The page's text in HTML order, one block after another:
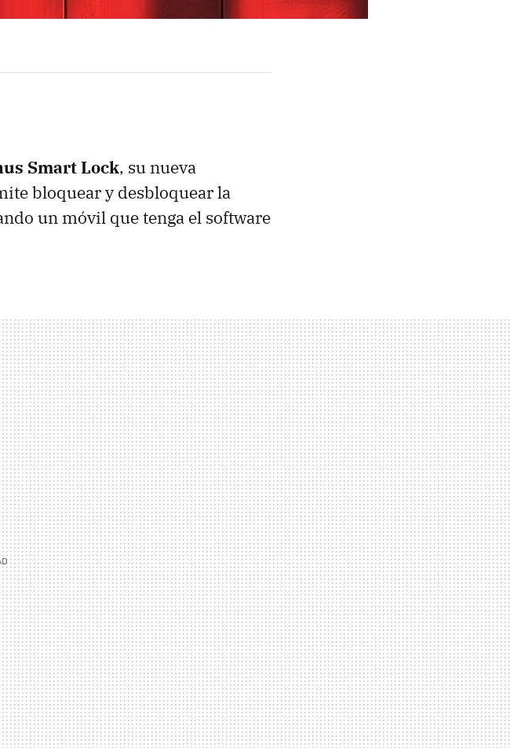
Smart Lock, su nueva
bloquear y desbloquear la
un móvil que tenga el software